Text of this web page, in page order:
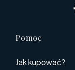
Linki w
Pomoc
Jak kupować?